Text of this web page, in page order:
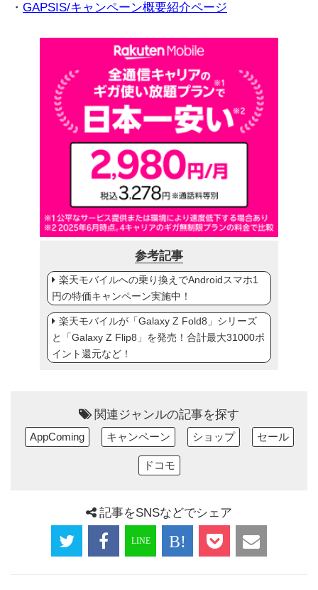
・ GAPSIS/キャンペーン概要紹介ページ
参考記事
楽天モバイルへの乗り換えでAndroidスマホ1
円の特価キャンペーン実施中！
楽天モバイルが「Galaxy Z Fold8」シリーズ
と「Galaxy Z Flip8」を発売！合計最大31000ポ
イント還元など！
関連ジャンルの記事を探す
AppComing キャンペーン ショップ セール
ドコモ
記事をSNSなどでシェア